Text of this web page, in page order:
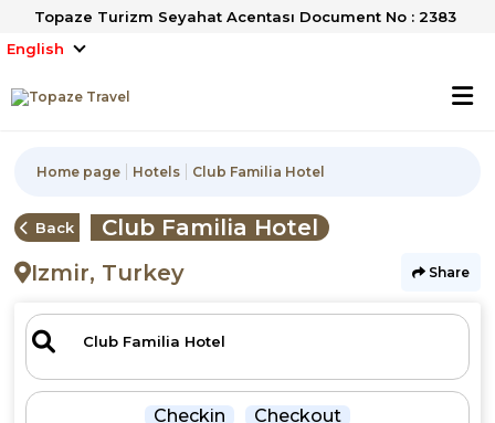
Topaze Turizm Seyahat Acentası Document No : 2383
English
Home page Hotels Club Familia Hotel
Back
Club Familia Hotel
Izmir, Turkey
Share
Checkin Checkout